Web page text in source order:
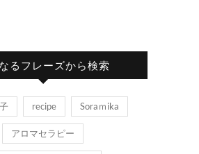
るフレーズから検索
recipe Soraｍika
アロマセラピー